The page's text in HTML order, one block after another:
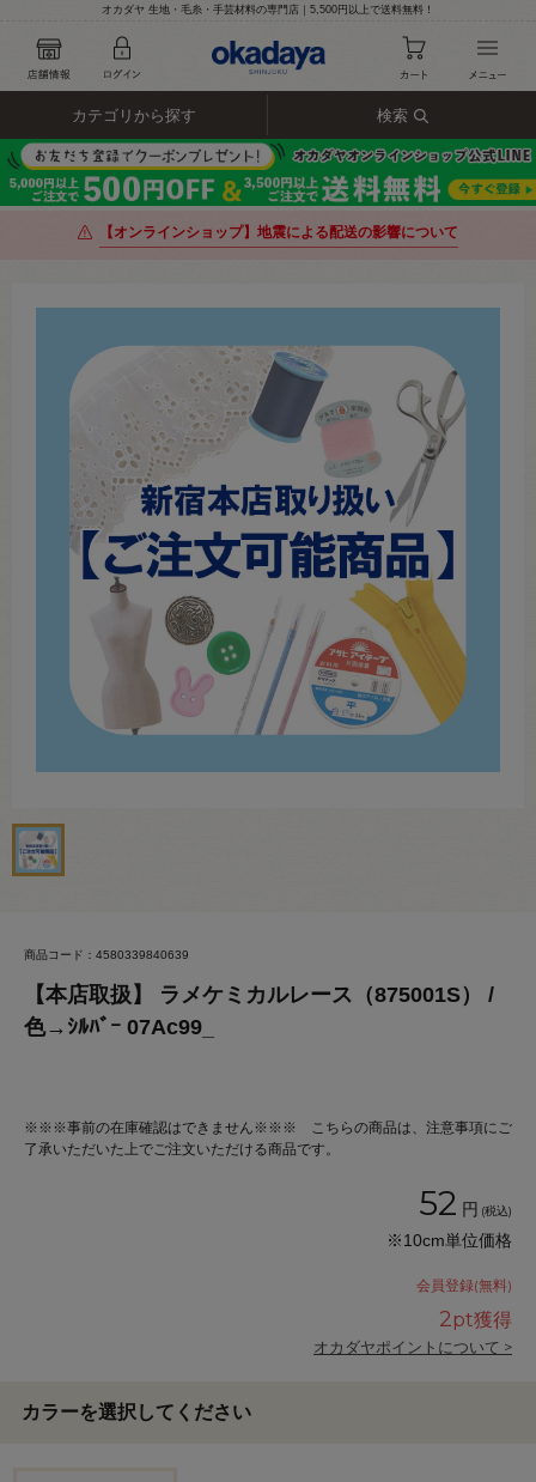
オカダヤ 生地・毛糸・手芸材料の専門店｜5,500円以上で送料無料！
カテゴリから探す 検索
【オンラインショップ】地震による配送の影響について
商品コード：4580339840639
【本店取扱】 ラメケミカルレース（875001S） /
色→ｼﾙﾊﾞｰ 07Ac99_
※※※事前の在庫確認はできません※※※ こちらの商品は、注意事項にご
了承いただいた上でご注文いただける商品です。
52 円 (税込)
※10cm単位価格
会員登録(無料)
2pt獲得
オカダヤポイントについて >
カラーを選択してください